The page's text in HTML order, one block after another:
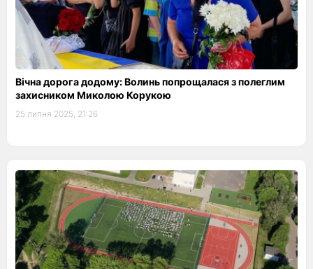
Вічна дорога додому: Волинь попрощалася з полеглим
захисником Миколою Корукою
25 липня 2025, 21:26